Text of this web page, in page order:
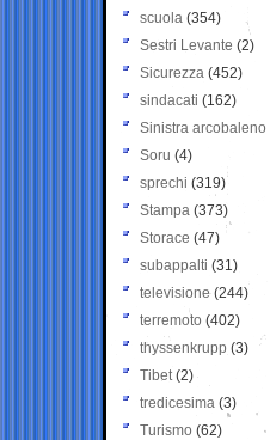
scuola (354)
Sestri Levante (2)
Sicurezza (452)
sindacati (162)
Sinistra arcobaleno
Soru (4)
sprechi (319)
Stampa (373)
Storace (47)
subappalti (31)
televisione(244)
terremoto (402)
thyssenkrupp (3)
Tibet(2)
tredicesima (3)
Turismo (62)